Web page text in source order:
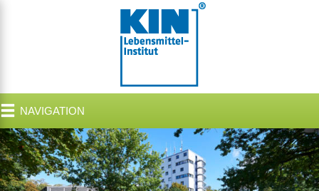
NAVIGATION